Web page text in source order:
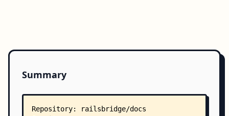
Summary